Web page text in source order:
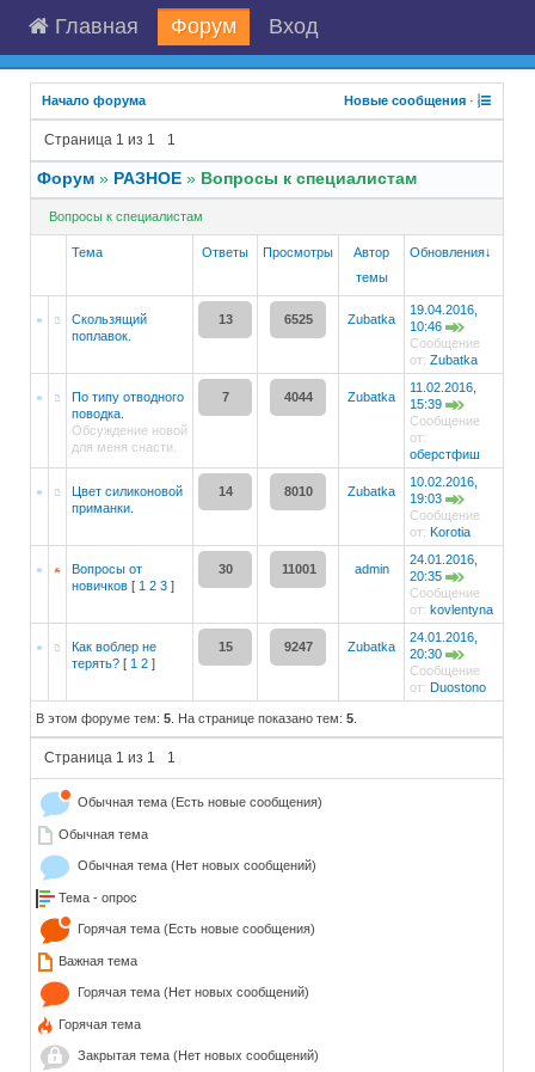
Главная Форум Вход
Начало форума Новые сообщения ·
Страница 1 из 1 1
Форум » РАЗНОЕ » Вопросы к специалистам
Вопросы к специалистам
Тема Ответы Просмотры
Автор
темы
Обновления↓
Скользящий
поплавок.
13 6525 Zubatka
19.04.2016,
10:46
Сообщение
от:Zubatka
По типу отводного
поводка.
Обсуждение новой
для меня снасти.
7 4044 Zubatka
11.02.2016,
15:39
Сообщение
от:
оберстфиш
Цвет силиконовой
приманки.
14 8010 Zubatka
10.02.2016,
19:03
Сообщение
от:Korotia
Вопросы от
новичков [ 1 2 3 ]
30 11001 admin
24.01.2016,
20:35
Сообщение
от:kovlentyna
Как воблер не
терять? [ 1 2 ]
15 9247 Zubatka
24.01.2016,
20:30
Сообщение
от:Duostono
В этом форуме тем:5 . На странице показано тем:5
Страница 1 из 1 1
Обычная тема (Есть новые сообщения)
Обычная тема
Обычная тема (Нет новых сообщений)
Тема - опрос
Горячая тема (Есть новые сообщения)
Важная тема
Горячая тема (Нет новых сообщений)
Горячая тема
Закрытая тема (Нет новых сообщений)